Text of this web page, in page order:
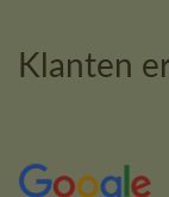
Klanten